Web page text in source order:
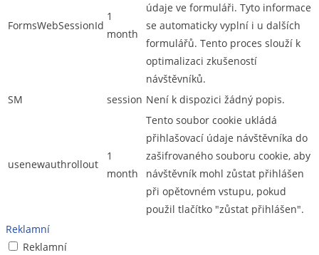
FormsWebSessionId
1
month
údaje ve formuláři. Tyto informace
se automaticky vyplní i u dalších
formulářů. Tento proces slouží k
optimalizaci zkušeností
návštěvníků.
SM
session Není k dispozici žádný popis.
usenewauthrollout
1
month
Tento soubor cookie ukládá
přihlašovací údaje návštěvníka do
zašifrovaného souboru cookie, aby
návštěvník mohl zůstat přihlášen
při opětovném vstupu, pokud
použil tlačítko "zůstat přihlášen".
Reklamní
Reklamní